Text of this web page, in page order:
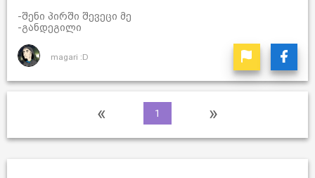
-შენი პირში შევეცი მე
-განდეგილი
magari :D
« 1 »